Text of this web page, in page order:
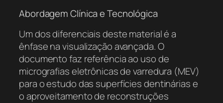
Abordagem Clínica e Tecnológica
Um dos diferenciais deste material é a
ênfase na visualização avançada. O
documento faz referência ao uso de
micrografias eletrônicas de varredura (MEV)
para o estudo das superfícies dentinárias e
o aproveitamento de reconstruções